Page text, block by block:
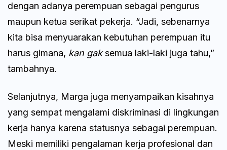
dengan adanya perempuan sebagai pengurus
maupun ketua serikat pekerja. “Jadi, sebenarnya
kita bisa menyuarakan kebutuhan perempuan itu
harus gimana, kan gaksemua laki-laki juga tahu,”
tambahnya.
Selanjutnya, Marga juga menyampaikan kisahnya
yang sempat mengalami diskriminasi di lingkungan
kerja hanya karena statusnya sebagai perempuan.
Meski memiliki pengalaman kerja profesional dan